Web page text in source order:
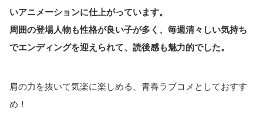
いアニメーションに仕上がっています。
周囲の登場人物も性格が良い子が多く、毎週清々しい気持ち
でエンディングを迎えられて、読後感も魅力的でした。
肩の力を抜いて気楽に楽しめる、青春ラブコメとしておすす
め！